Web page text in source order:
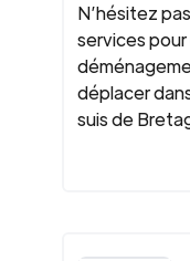
N’hésitez
services
déplacer
suis de